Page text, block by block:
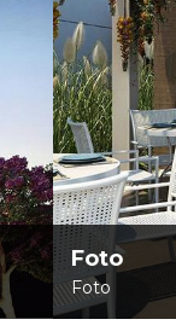
Foto
Foto